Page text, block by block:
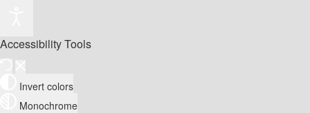
Accessibility Tools
Invert colors
Monochrome